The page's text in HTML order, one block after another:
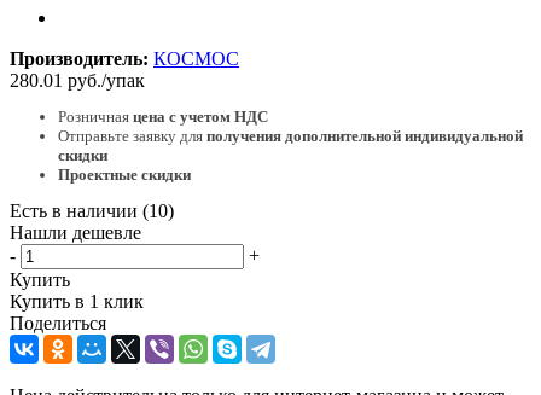
Производитель: КОСМОС
280.01 руб./упак
Розничная цена с учетом НДС
Отправьте заявку для получения дополнительной индивидуальной
скидки
Проектные скидки
Есть в наличии (10)
Нашли дешевле
-
+
Купить
Купить в 1 клик
Поделиться